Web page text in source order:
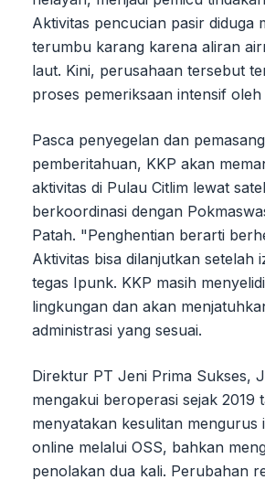
Aktivitas pencucian pasir diduga
terumbu karang karena aliran
laut. Kini, perusahaan tersebut
proses pemeriksaan intensif oleh
Pasca penyegelan dan
pemberitahuan, KKP akan
aktivitas di Pulau Citlim lewat
berkoordinasi dengan
Patah. "Penghentian berarti
Aktivitas bisa dilanjutkan setelah
tegas Ipunk. KKP masih
lingkungan dan akan
administrasi yang sesuai.
Direktur PT Jeni Prima Sukses,
mengakui beroperasi sejak 2019
menyatakan kesulitan mengurus
online melalui OSS, bahkan
penolakan dua kali. Perubahan